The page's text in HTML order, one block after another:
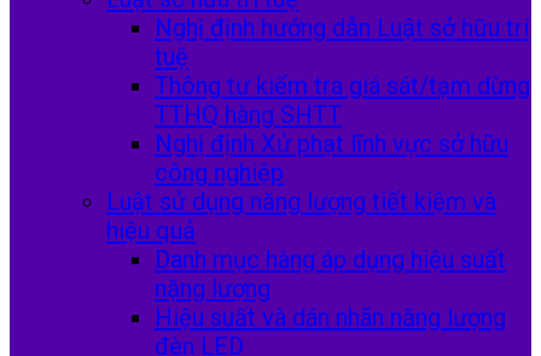
Nghị định hướng dẫn Luật sở hữu trí
tuệ
Thông tư kiểm tra giá sát/tạm dừng
TTHQ hàng SHTT
Nghị định Xử phạt lĩnh vực sở hữu
công nghiệp
Luật sử dụng năng lượng tiết kiệm và
hiệu quả
Danh mục hàng áp dụng hiệu suất
nặng lượng
Hiệu suất và dán nhãn năng lượng
đèn LED